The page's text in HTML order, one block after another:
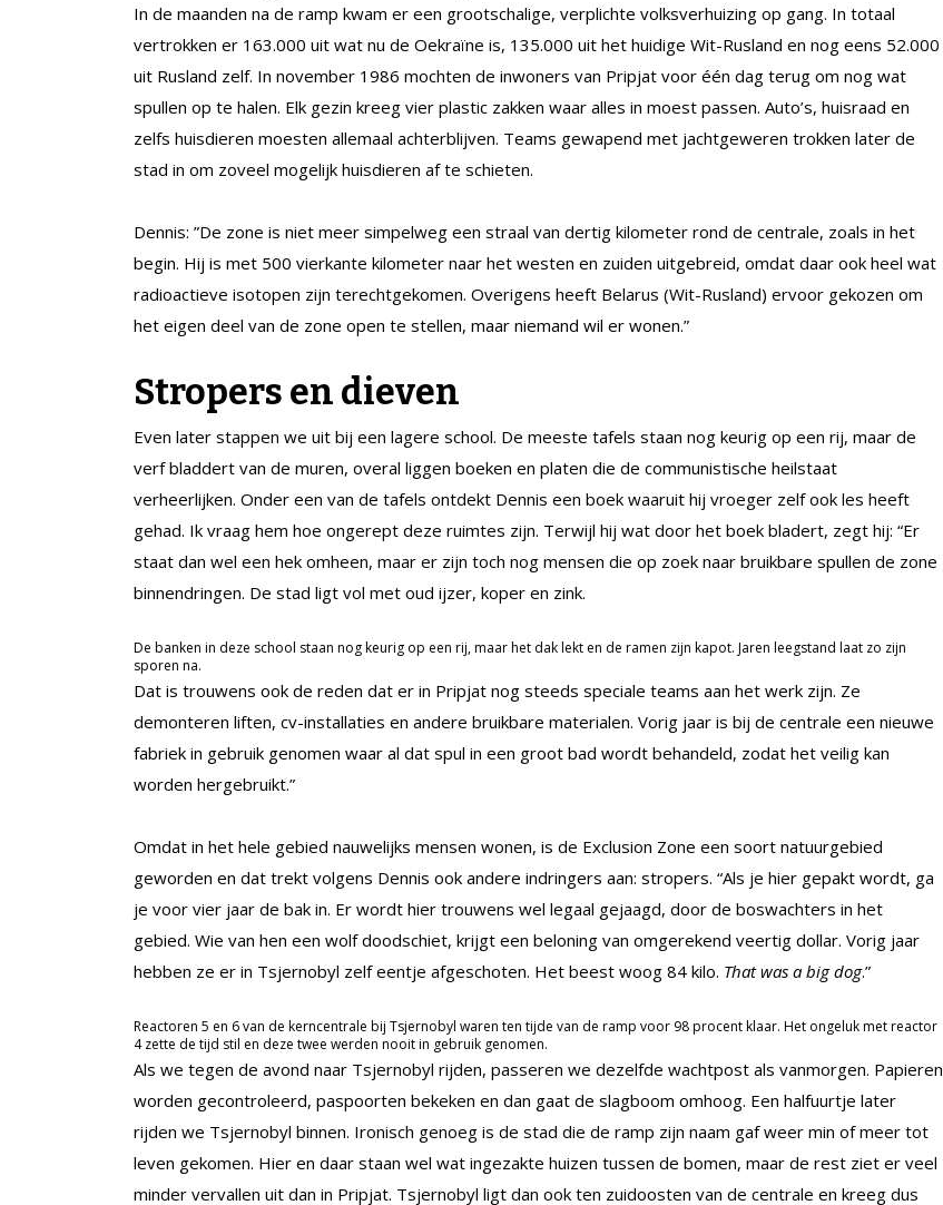
In de maanden na de ramp kwam er een grootschalige, verplichte volksverhuizing op gang. In totaal
vertrokken er 163.000 uit wat nu de Oekraïne is, 135.000 uit het huidige Wit-Rusland en nog eens 52.000
uit Rusland zelf. In november 1986 mochten de inwoners van Pripjat voor één dag terug om nog wat
spullen op te halen. Elk gezin kreeg vier plastic zakken waar alles in moest passen. Auto’s, huisraad en
zelfs huisdieren moesten allemaal achterblijven. Teams gewapend met jachtgeweren trokken later de
stad in om zoveel mogelijk huisdieren af te schieten.
Dennis: ”De zone is niet meer simpelweg een straal van dertig kilometer rond de centrale, zoals in het
begin. Hij is met 500 vierkante kilometer naar het westen en zuiden uitgebreid, omdat daar ook heel wat
radioactieve isotopen zijn terechtgekomen. Overigens heeft Belarus (Wit-Rusland) ervoor gekozen om
het eigen deel van de zone open te stellen, maar niemand wil er wonen.”
Stropers en dieven
Even later stappen we uit bij een lagere school. De meeste tafels staan nog keurig op een rij, maar de
verf bladdert van de muren, overal liggen boeken en platen die de communistische heilstaat
verheerlijken. Onder een van de tafels ontdekt Dennis een boek waaruit hij vroeger zelf ook les heeft
gehad. Ik vraag hem hoe ongerept deze ruimtes zijn. Terwijl hij wat door het boek bladert, zegt hij: “Er
staat dan wel een hek omheen, maar er zijn toch nog mensen die op zoek naar bruikbare spullen de zone
binnendringen. De stad ligt vol met oud ijzer, koper en zink.
De banken in deze school staan nog keurig op een rij, maar het dak lekt en de ramen zijn kapot. Jaren leegstand laat zo zijn
sporen na.
Dat is trouwens ook de reden dat er in Pripjat nog steeds speciale teams aan het werk zijn. Ze
demonteren liften, cv-installaties en andere bruikbare materialen. Vorig jaar is bij de centrale een nieuwe
fabriek in gebruik genomen waar al dat spul in een groot bad wordt behandeld, zodat het veilig kan
worden hergebruikt.”
Omdat in het hele gebied nauwelijks mensen wonen, is de Exclusion Zone een soort natuurgebied
geworden en dat trekt volgens Dennis ook andere indringers aan: stropers. “Als je hier gepakt wordt, ga
je voor vier jaar de bak in. Er wordt hier trouwens wel legaal gejaagd, door de boswachters in het
gebied. Wie van hen een wolf doodschiet, krijgt een beloning van omgerekend veertig dollar. Vorig jaar
hebben ze er in Tsjernobyl zelf eentje afgeschoten. Het beest woog 84 kilo. That was a big dog.”
Reactoren 5 en 6 van de kerncentrale bij Tsjernobyl waren ten tijde van de ramp voor 98 procent klaar. Het ongeluk met reactor
4 zette de tijd stil en deze twee werden nooit in gebruik genomen.
Als we tegen de avond naar Tsjernobyl rijden, passeren we dezelfde wachtpost als vanmorgen. Papieren
worden gecontroleerd, paspoorten bekeken en dan gaat de slagboom omhoog. Een halfuurtje later
rijden we Tsjernobyl binnen. Ironisch genoeg is de stad die de ramp zijn naam gaf weer min of meer tot
leven gekomen. Hier en daar staan wel wat ingezakte huizen tussen de bomen, maar de rest ziet er veel
minder vervallen uit dan in Pripjat. Tsjernobyl ligt dan ook ten zuidoosten van de centrale en kreeg dus